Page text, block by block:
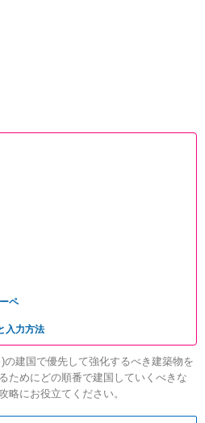
ペ
入力方法
の建国で優先して強化するべき建築物を
ためにどの順番で建国していくべきな
略にお役立てください。